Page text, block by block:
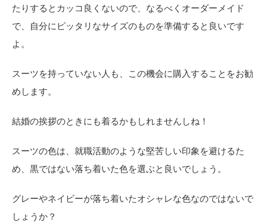
たりするとカッコ良くないので、なるべくオーダーメイド
で、自分にピッタリなサイズのものを準備すると良いです
よ。
スーツを持っていない人も、この機会に購入することをお勧
めします。
結婚の挨拶のときにも着るかもしれませんしね！
スーツの色は、就職活動のような堅苦しい印象を避けるた
め、黒ではない落ち着いた色を選ぶと良いでしょう。
グレーやネイビーが落ち着いたオシャレな色なのではないで
しょうか？